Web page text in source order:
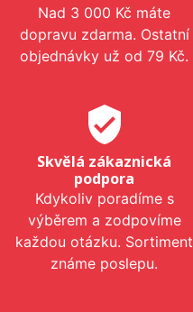
Nad 3 000 Kč máte
dopravu zdarma. Ostatní
objednávky už od 79 Kč.
verified_user
Skvělá zákaznická
podpora
Kdykoliv poradíme s
výběrem a zodpovíme
každou otázku. Sortiment
známe poslepu.